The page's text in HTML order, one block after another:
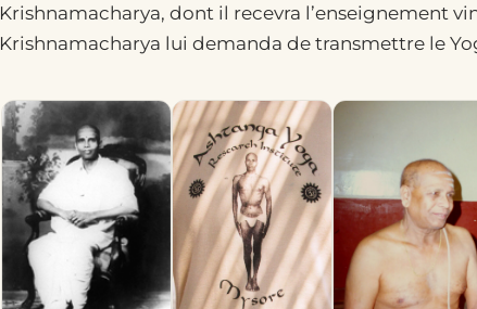
Krishnamacharya, dont il recevra l’enseignement
Krishnamacharya lui demanda de transmettre le